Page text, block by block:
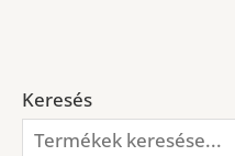
Keresés